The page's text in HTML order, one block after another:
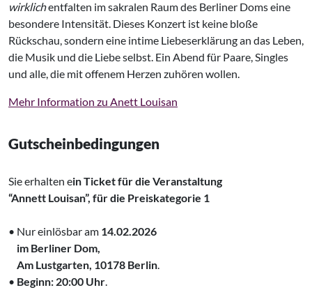
wirklichentfalten im sakralen Raum des Berliner Doms eine
besondere Intensität. Dieses Konzert ist keine bloße
Rückschau, sondern eine intime Liebeserklärung an das Leben,
die Musik und die Liebe selbst. Ein Abend für Paare, Singles
und alle, die mit offenem Herzen zuhören wollen.
Mehr Information zu Anett Louisan
Gutscheinbedingungen
Sie erhalten ein Ticket für die Veranstaltung
“Annett Louisan”, für die Preiskategorie 1
• Nur einlösbar am 14.02.2026
‌ im Berliner Dom,
‌ Am Lustgarten, 10178 Berlin
• Beginn: 20:00 Uhr